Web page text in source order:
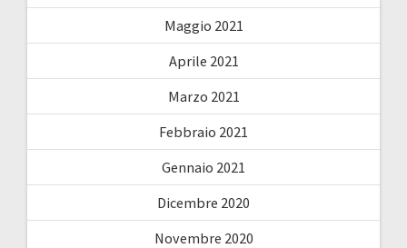
Maggio 2021
Aprile 2021
Marzo 2021
Febbraio 2021
Gennaio 2021
Dicembre 2020
Novembre 2020